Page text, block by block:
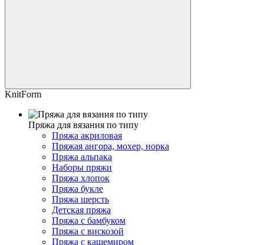
KnitForm
Пряжа для вязания по типу
Пряжа акриловая
Пряжая ангора, мохер, норка
Пряжа альпака
Наборы пряжи
Пряжа хлопок
Пряжа букле
Пряжа шерсть
Детская пряжа
Пряжа с бамбуком
Пряжа с вискозой
Пряжа с кашемиром